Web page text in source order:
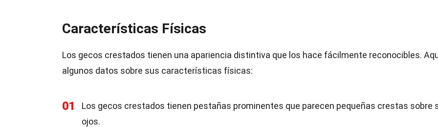
Características Físicas
Los gecos crestados tienen una apariencia distintiva que los hace fácilmente reconocibles.
algunos datos sobre sus características físicas:
01
Los gecos crestados tienen pestañas prominentes que parecen pequeñas crestas sobre
ojos.